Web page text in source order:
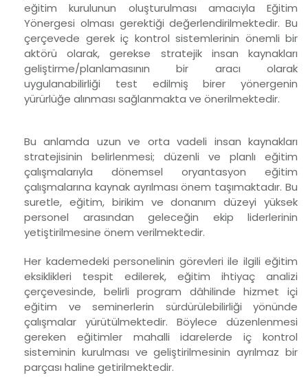
eğitim kurulunun oluşturulması amacıyla Eğitim
Yönergesi olması gerektiği değerlendirilmektedir. Bu
çerçevede gerek iç kontrol sistemlerinin önemli bir
aktörü olarak, gerekse stratejik insan kaynakları
geliştirme/planlamasının bir aracı olarak
uygulanabilirliği test edilmiş birer yönergenin
yürürlüğe alınması sağlanmakta ve önerilmektedir.
Bu anlamda uzun ve orta vadeli insan kaynakları
stratejisinin belirlenmesi; düzenli ve planlı eğitim
çalışmalarıyla dönemsel oryantasyon eğitim
çalışmalarına kaynak ayrılması önem taşımaktadır. Bu
suretle, eğitim, birikim ve donanım düzeyi yüksek
personel arasından geleceğin ekip liderlerinin
yetiştirilmesine önem verilmektedir.
Her kademedeki personelinin görevleri ile ilgili eğitim
eksiklikleri tespit edilerek, eğitim ihtiyaç analizi
çerçevesinde, belirli program dâhilinde hizmet içi
eğitim ve seminerlerin sürdürülebilirliği yönünde
çalışmalar yürütülmektedir. Böylece düzenlenmesi
gereken eğitimler mahalli idarelerde iç kontrol
sisteminin kurulması ve geliştirilmesinin ayrılmaz bir
parçası haline getirilmektedir.